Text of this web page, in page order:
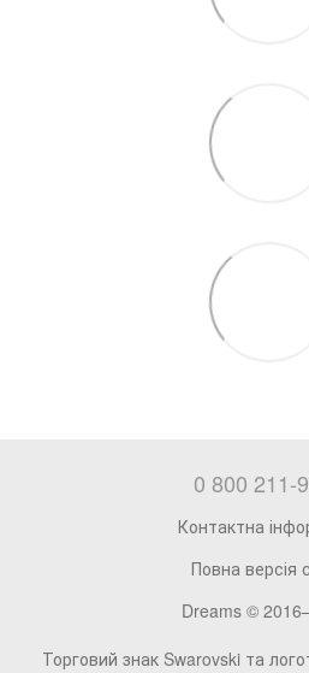
0 800 211-
Контактна
Повна версія
Dreams ©
Торговий знак Swarovski та